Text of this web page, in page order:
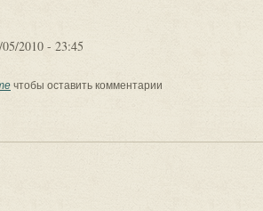
2010 - 23:45
чтобы оставить комментарии